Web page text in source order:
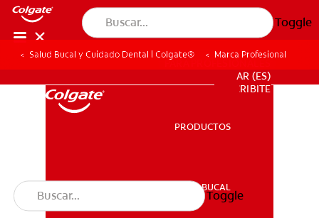
Toggle
SALUD BUCAL
PARA PROFESIONALES
AR (ES)
SUSCRIBITE
PRODUCTOS
SALUD BUCAL
Toggle
Salud Bucal y Cuidado Dental | Colgate® Marca Profesional